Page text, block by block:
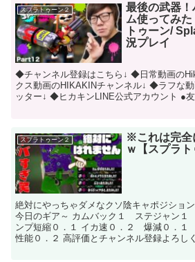
スプラトゥーン２
最後の武器！
ム使ってみ
トゥーン/
況プレイ
◆チャンネル登録はこちら↓ ◆日常動画の
クス動画のHIKAKINチャンネル↓ ◆ラフな
ッター↓ ◆ヒカキンLINE公式アカウント ●
スプラトゥーン２
※これは完全
ｗ【スプラト
絶対にやっちゃダメなクソ陰キャポジショ
今日のギア～ カムバック１ ステジャン
ンプ短縮０．１ イカ速０．２ 爆減０．
性能０．２ 高評価とチャンネル登録よろし